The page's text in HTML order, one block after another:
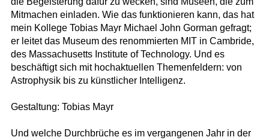
Mitmachen einladen. Wie das funktionieren kann, das hat
mein Kollege Tobias Mayr Michael John Gorman gefragt;
er leitet das Museum des renommierten MIT in Cambride,
des Massachusetts Institute of Technology. Und es
beschäftigt sich mit hochaktuellen Themenfeldern: von
Astrophysik bis zu künstlicher Intelligenz.
Gestaltung: Tobias Mayr
Und welche Durchbrüche es im vergangenen Jahr in der